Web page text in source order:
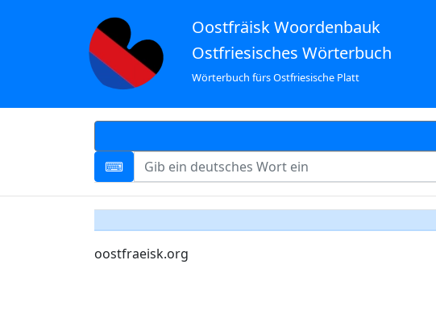
Oostfräisk Woordenbauk
Ostfriesisches Wörterbuch
Wörterbuch fürs Ostfriesische Platt
oostfraeisk.org